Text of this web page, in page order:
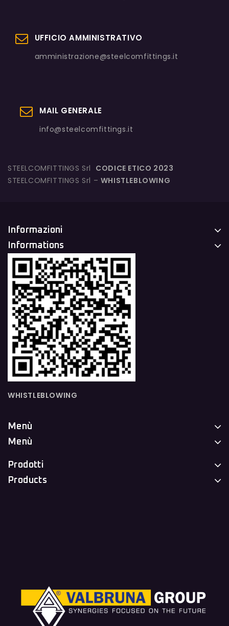
UFFICIO AMMINISTRATIVO
amministrazione@steelcomfittings.it
MAIL GENERALE
info@steelcomfittings.it
STEELCOMFITTINGS Srl CODICE ETICO 2023
STEELCOMFITTINGS Srl – WHISTLEBLOWING
Informazioni
Informations
WHISTLEBLOWING
Menù
Menù
Prodotti
Products